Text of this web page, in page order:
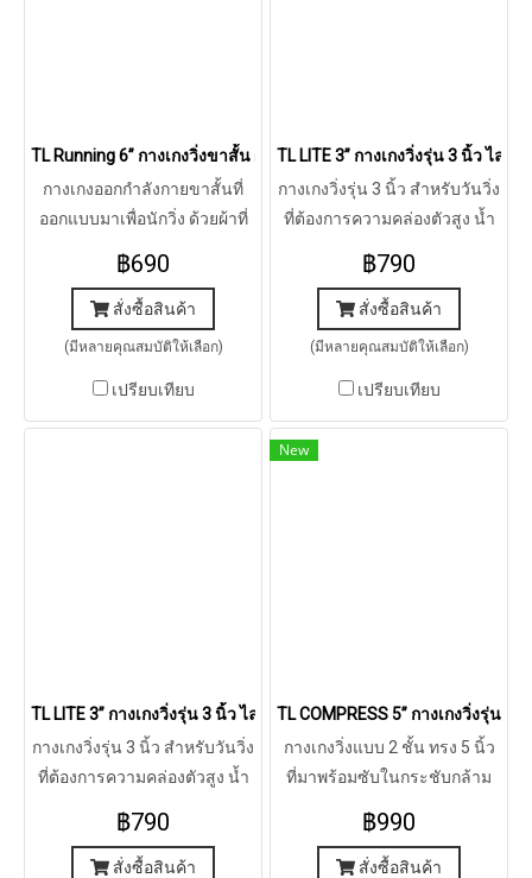
TL Running 6” กางเกงวิ่งขาสั้น ผู้ชาย รุ่น 6” (GREEN)
กางเกงออกกำลังกายขาสั้นที่
ออกแบบมาเพื่อนักวิ่ง ด้วยผ้าที่
เก็บของสำหรับนักวิ่งทุกระยะ
฿690
สั่งซื้อสินค้า
(มีหลายคุณสมบัติให้เลือก)
เปรียบเทียบ
TL LITE 3” กางเกงวิ่งรุ่น 3 นิ้ว ไลท์ (
กางเกงวิ่งรุ่น 3 นิ้ว สำหรับวันวิ่ง
ที่ต้องการความคล่องตัวสูง น้ำ
ร้อนได้ดี
฿790
สั่งซื้อสินค้า
(มีหลายคุณสมบัติให้เลือก)
เปรียบเทียบ
TL LITE 3” กางเกงวิ่งรุ่น 3 นิ้ว ไลท์ (ส้ม)
กางเกงวิ่งรุ่น 3 นิ้ว สำหรับวันวิ่ง
ที่ต้องการความคล่องตัวสูง น้ำ
ร้อนได้ดี
฿790
สั่งซื้อสินค้า
New
TL COMPRESS 5” กางเกงวิ่งรุ่น 5
กางเกงวิ่งแบบ 2 ชั้น ทรง 5 นิ้ว
ที่มาพร้อมซับในกระชับกล้าม
ตอบทุกโจทย์การวิ่ง
฿990
สั่งซื้อสินค้า